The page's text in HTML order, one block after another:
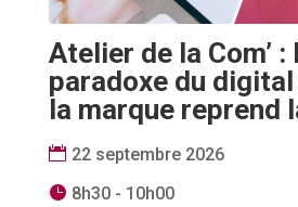
Atelier de la Com’ :
paradoxe du
la marque reprend
22 septembre 2026
8h30 - 10h00